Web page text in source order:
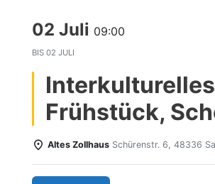
02 Juli 09:00
BIS 02 JULI
Interkulturelles
Frühstück,
Altes Zollhaus Schürenstr. 6, 48336